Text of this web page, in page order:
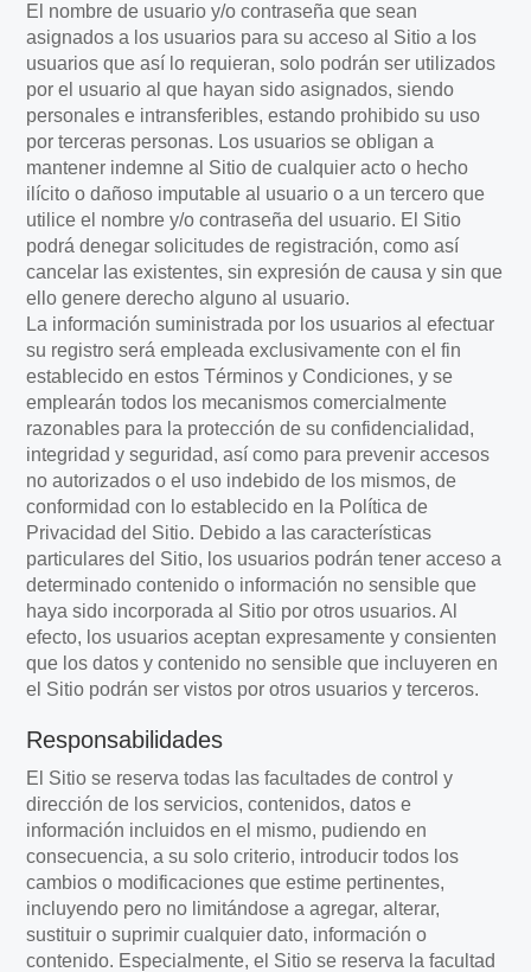
El nombre de usuario y/o contraseña que sean
asignados a los usuarios para su acceso al Sitio a los
usuarios que así lo requieran, solo podrán ser utilizados
por el usuario al que hayan sido asignados, siendo
personales e intransferibles, estando prohibido su uso
por terceras personas. Los usuarios se obligan a
mantener indemne al Sitio de cualquier acto o hecho
ilícito o dañoso imputable al usuario o a un tercero que
utilice el nombre y/o contraseña del usuario. El Sitio
podrá denegar solicitudes de registración, como así
cancelar las existentes, sin expresión de causa y sin que
ello genere derecho alguno al usuario.
La información suministrada por los usuarios al efectuar
su registro será empleada exclusivamente con el fin
establecido en estos Términos y Condiciones, y se
emplearán todos los mecanismos comercialmente
razonables para la protección de su confidencialidad,
integridad y seguridad, así como para prevenir accesos
no autorizados o el uso indebido de los mismos, de
conformidad con lo establecido en la Política de
Privacidad del Sitio. Debido a las características
particulares del Sitio, los usuarios podrán tener acceso a
determinado contenido o información no sensible que
haya sido incorporada al Sitio por otros usuarios. Al
efecto, los usuarios aceptan expresamente y consienten
que los datos y contenido no sensible que incluyeren en
el Sitio podrán ser vistos por otros usuarios y terceros.
Responsabilidades
El Sitio se reserva todas las facultades de control y
dirección de los servicios, contenidos, datos e
información incluidos en el mismo, pudiendo en
consecuencia, a su solo criterio, introducir todos los
cambios o modificaciones que estime pertinentes,
incluyendo pero no limitándose a agregar, alterar,
sustituir o suprimir cualquier dato, información o
contenido. Especialmente, el Sitio se reserva la facultad